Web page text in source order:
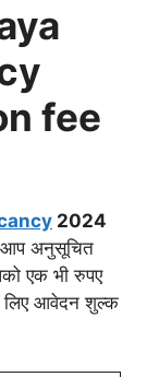
fee
2024
आप अनुसूचित
एक भी रुपए
लिए आवेदन शुल्क